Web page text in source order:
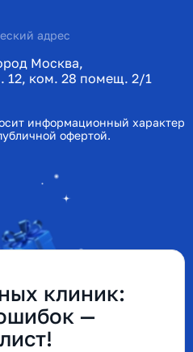
адрес
Москва,
12, ком. 28 помещ. 2/1
информационный характер
офертой.
клиник:
—